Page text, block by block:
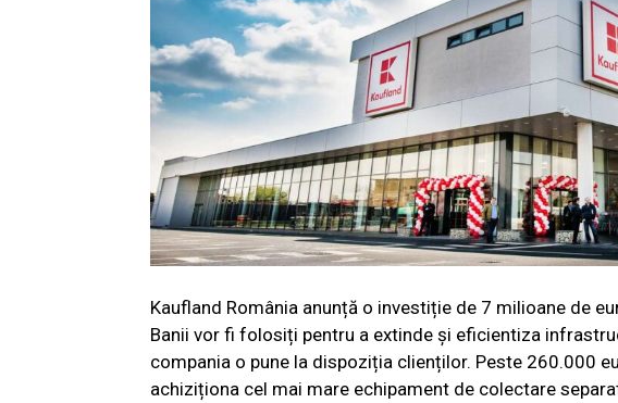
Kaufland România anunță o investiție de 7 milioane de
Banii vor fi folosiți pentru a extinde și eficientiza
compania o pune la dispoziția clienților. Peste 260.000
achiziționa cel mai mare echipament de colectare